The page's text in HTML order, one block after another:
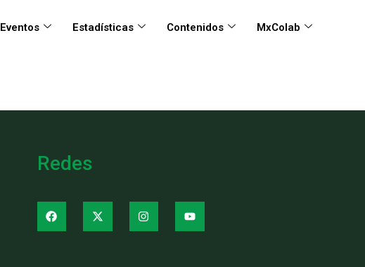
Eventos Estadísticas Contenidos
MxColab
Redes